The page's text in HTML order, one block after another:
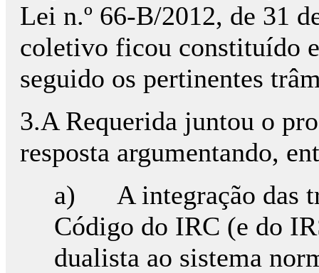
Lei n.º 66-B/2012, de 31
coletivo ficou constituído
seguido os pertinentes
3.A Requerida juntou o
resposta argumentando,
a) A integração das
Código do IRC (e do
dualista ao sistema